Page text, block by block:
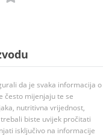
da je svaka informacija o
često mijenjaju te se
nutritivna vrijednost,
biste uvijek pročitati
isključivo na informacije